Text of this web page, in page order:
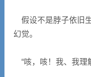
假设不是脖子依旧
幻觉。
“咳，咳！我、我理